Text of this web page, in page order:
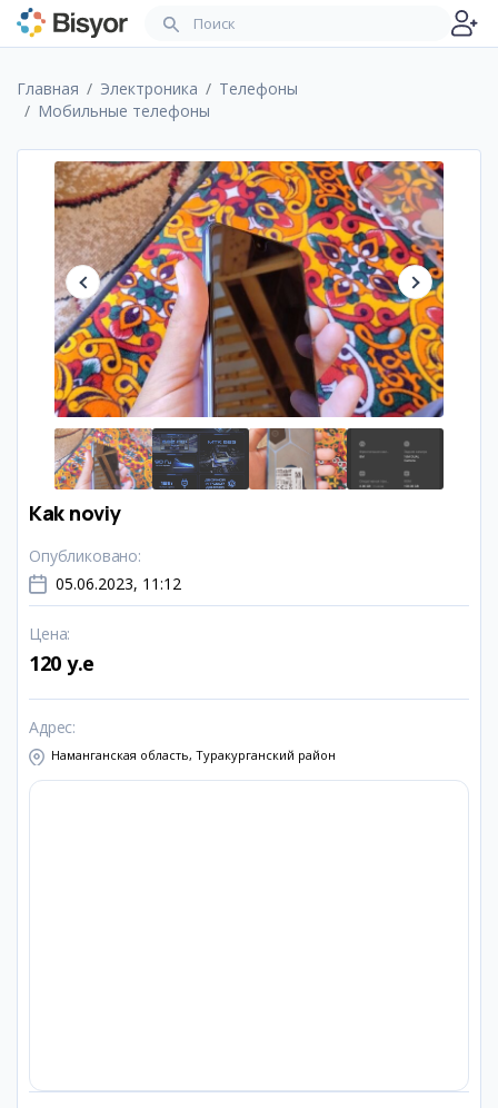
Главная Электроника
Телефоны
Мобильные телефоны
Kak noviy
Опубликовано:
05.06.2023, 11:12
Цена:
120 y.e
Адрес:
Наманганская область, Туракурганский район